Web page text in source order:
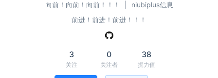
向前！向前！向前！！！
niubiplus信息
前进！前进！前进！！！
3
关注
0
关注者
38
掘力值